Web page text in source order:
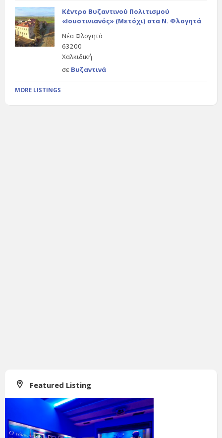
Κέντρο Βυζαντινού Πολιτισμού
«Ιουστινιανός» (Μετόχι) στα Ν. Φλογητά
Νέα Φλογητά
63200
Χαλκιδική
σε Βυζαντινά
MORE LISTINGS
Featured Listing